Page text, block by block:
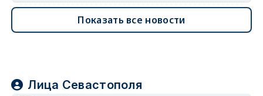
Показать все новости
Лица Севастополя